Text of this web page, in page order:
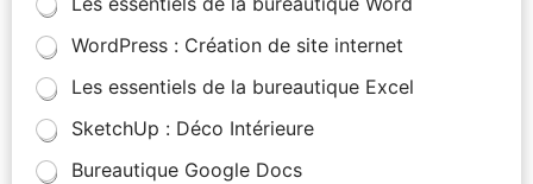
WordPress : Création de site internet
Les essentiels de la bureautique Excel
SketchUp : Déco Intérieure
Bureautique Google Docs